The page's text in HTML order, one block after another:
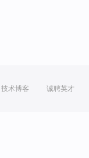
技术博客 诚聘英才